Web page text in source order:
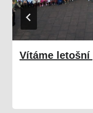
Vítáme letošní